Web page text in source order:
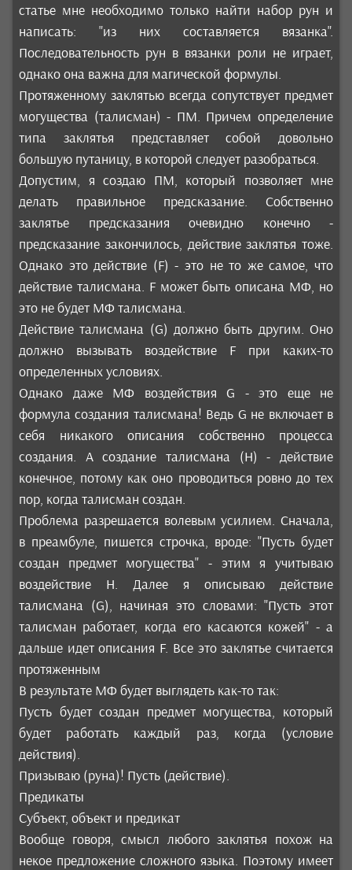
статье мне необходимо только найти набор рун и
написать: "из них составляется вязанка".
Последовательность рун в вязанки роли не играет,
однако она важна для магической формулы.
Протяженному заклятью всегда сопутствует предмет
могущества (талисман) - ПМ. Причем определение
типа заклятья представляет собой довольно
большую путаницу, в которой следует разобраться.
Допустим, я создаю ПМ, который позволяет мне
делать правильное предсказание. Собственно
заклятье предсказания очевидно конечно -
предсказание закончилось, действие заклятья тоже.
Однако это действие (F) - это не то же самое, что
действие талисмана. F может быть описана МФ, но
это не будет МФ талисмана.
Действие талисмана (G) должно быть другим. Оно
должно вызывать воздействие F при каких-то
определенных условиях.
Однако даже МФ воздействия G - это еще не
формула создания талисмана! Ведь G не включает в
себя никакого описания собственно процесса
создания. А создание талисмана (H) - действие
конечное, потому как оно проводиться ровно до тех
пор, когда талисман создан.
Проблема разрешается волевым усилием. Сначала,
в преамбуле, пишется строчка, вроде: "Пусть будет
создан предмет могущества" - этим я учитываю
воздействие H. Далее я описываю действие
талисмана (G), начиная это словами: "Пусть этот
талисман работает, когда его касаются кожей" - а
дальше идет описания F. Все это заклятье считается
протяженным
В результате МФ будет выглядеть как-то так:
Пусть будет создан предмет могущества, который
будет работать каждый раз, когда (условие
действия).
Призываю (руна)! Пусть (действие).
Предикаты
Субъект, объект и предикат
Вообще говоря, смысл любого заклятья похож на
некое предложение сложного языка. Поэтому имеет